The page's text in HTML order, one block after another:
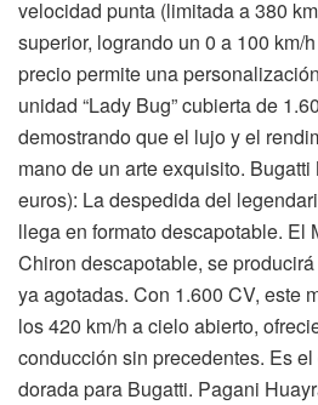
velocidad punta (limitada a 380
superior, logrando un 0 a 100 km/
precio permite una
unidad “Lady Bug” cubierta de
demostrando que el lujo y el
mano de un arte exquisito.
euros): La despedida del
llega en formato descapotable. El
Chiron descapotable, se
ya agotadas. Con 1.600 CV, este
los 420 km/h a cielo abierto,
conducción sin precedentes. Es
dorada para Bugatti. Pagani